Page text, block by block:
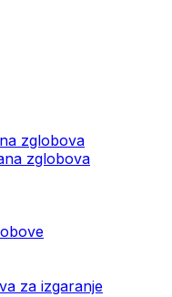
zglobova
zglobova
za izgaranje